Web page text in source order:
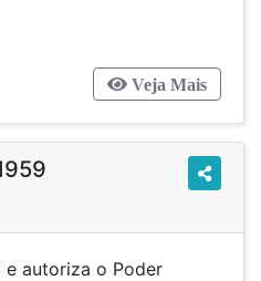
Veja Mais
e autoriza o Poder